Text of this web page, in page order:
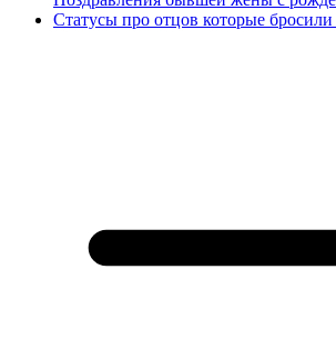
Статусы про отцов которые бросили